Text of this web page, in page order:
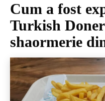
Cum a fost
Turkish
shaormerie